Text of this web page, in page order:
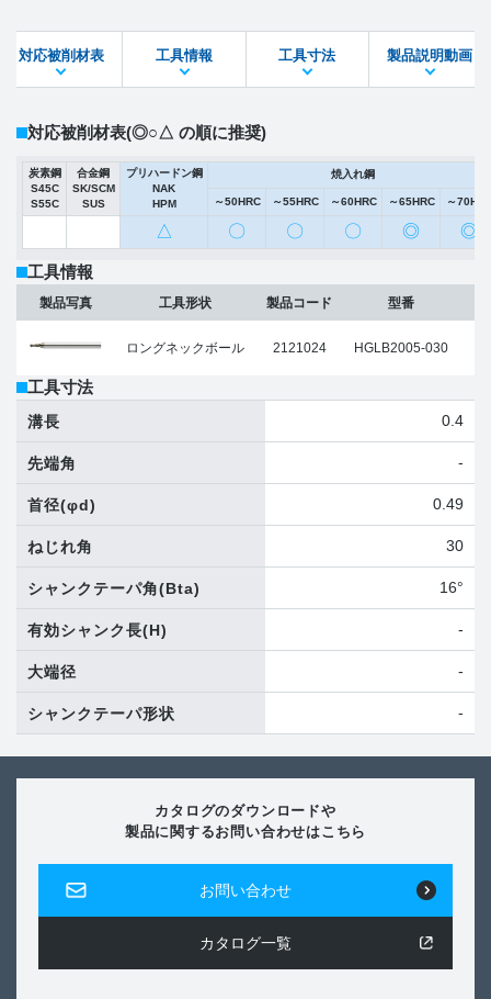
STEPファイル DXFファイル
対応被削材表 工具情報 工具寸法 製品説明動画
対応被削材表(◎○△ の順に推奨)
炭素鋼
S45C
S55C
合金鋼
SK/SCM
SUS
プリハードン鋼
NAK
HPM
焼入れ鋼
～50HRC ～55HRC ～60HRC ～65HRC ～
△ 〇 〇 〇 ◎ ◎
工具情報
製品写真 工具形状
ロングネックボール
製品コード
2121024
型番
HGLB2005-030
工具寸法
溝長 0.4
先端角 -
首径(φd) 0.49
ねじれ角 30
シャンクテーパ角(Bta) 16°
有効シャンク長(H) -
大端径 -
シャンクテーパ形状 -
カタログのダウンロードや
製品に関するお問い合わせはこちら
お問い合わせ
カタログ一覧